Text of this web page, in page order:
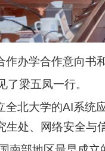
办学合作意向书
梁五凤一行。
北大学的AI系统
处、网络安全与